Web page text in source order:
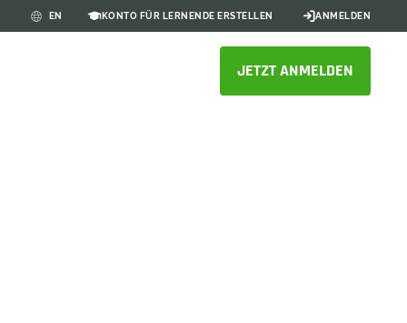
EN KONTO FÜR LERNENDE ERSTELLEN ANMELDEN
JETZT ANMELDEN